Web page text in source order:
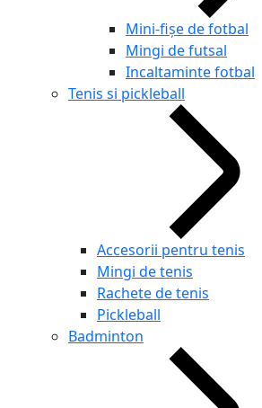
Mini-fișe de fotbal
Mingi de futsal
Incaltaminte fotbal
Tenis si pickleball
Accesorii pentru tenis
Mingi de tenis
Rachete de tenis
Pickleball
Badminton